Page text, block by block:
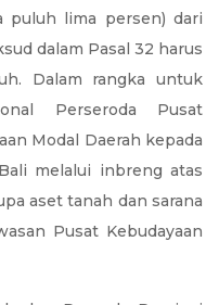
puluh lima persen) dari
dalam Pasal 32 harus
Dalam rangka untuk
Perseroda Pusat
Modal Daerah kepada
melalui inbreng atas
aset tanah dan sarana
Pusat Kebudayaan